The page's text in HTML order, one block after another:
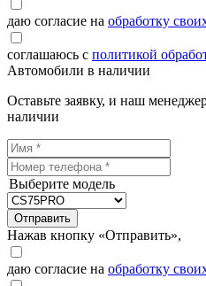
даю согласие на обработку
соглашаюсь с политикой
Автомобили в наличии
Оставьте заявку, и наш
наличии
Выберите модель
Отправить
Нажав кнопку «Отправить»,
даю согласие на обработку